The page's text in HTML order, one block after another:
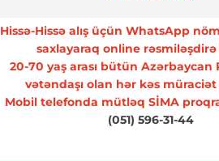
Hissə-Hissə alış üçün WhatsApp
saxlayaraq online
20-70 yaş arası bütün Azərbaycan
vətəndaşı olan hər kəs
Mobil telefonda mütləq SİMA
(051) 596-31-44